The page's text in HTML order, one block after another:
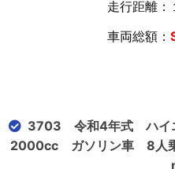
走行距離：
車両総額：
3703 令和4年式 ハイ
2000cc ガソリン車 8人